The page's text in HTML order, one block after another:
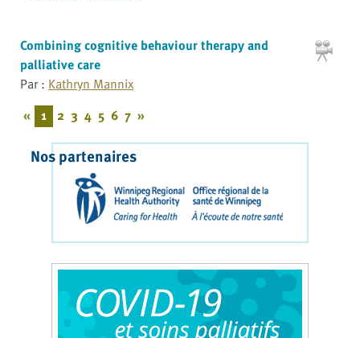
Combining cognitive behaviour therapy and
palliative care
Par : Kathryn Mannix
« 1 2 3 4 5 6 7 »
Nos partenaires